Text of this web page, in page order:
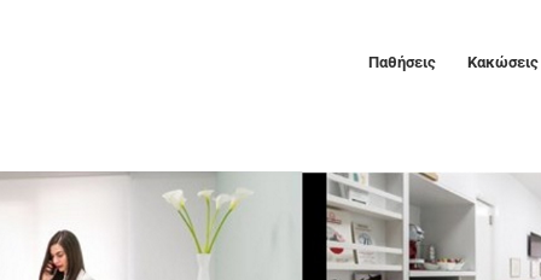
Παθήσεις Κακώσεις